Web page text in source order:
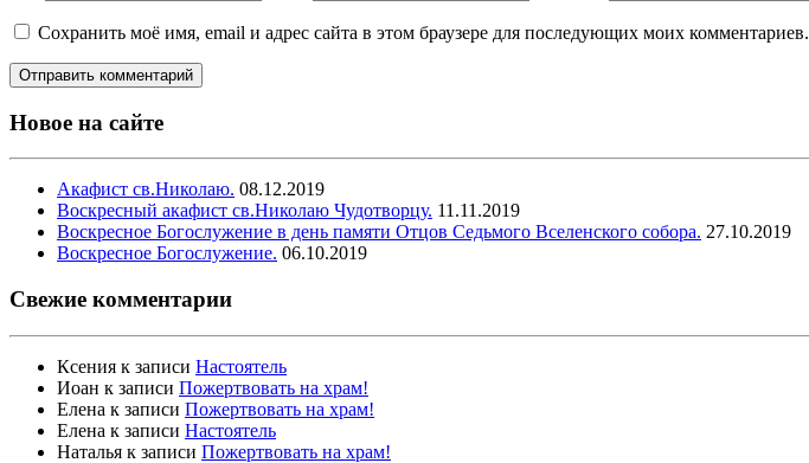
Сохранить моё имя, email и адрес сайта в этом браузере для последующих моих комментариев.
Новое на сайте
Акафист св.Николаю. 08.12.2019
Воскресный акафист св.Николаю Чудотворцу. 11.11.2019
Воскресное Богослужение в день памяти Отцов Седьмого Вселенского собора. 27.10.2019
Воскресное Богослужение. 06.10.2019
Свежие комментарии
Ксения к записи Настоятель
Иоан к записи Пожертвовать на храм!
Елена к записи Пожертвовать на храм!
Елена к записи Настоятель
Наталья к записи Пожертвовать на храм!